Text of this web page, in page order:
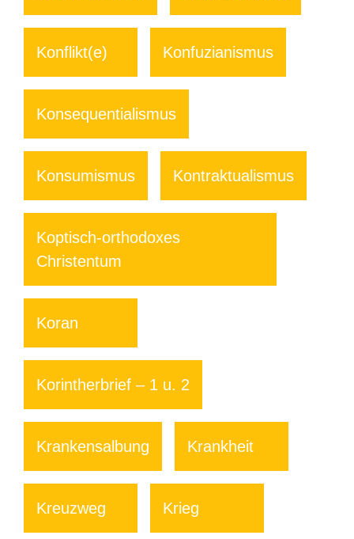
Konflikt(e) Konfuzianismus
Konsequentialismus
Konsumismus Kontraktualismus
Koptisch-orthodoxes
Christentum
Koran
Korintherbrief – 1 u. 2
Krankensalbung Krankheit
Kreuzweg Krieg